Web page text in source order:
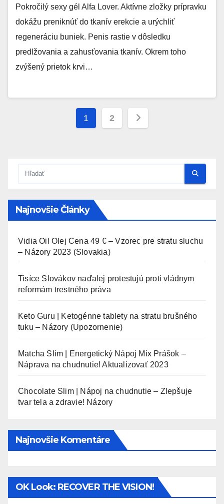
Pokročilý sexy gél Alfa Lover. Aktívne zložky prípravku
dokážu preniknúť do tkanív erekcie a urýchliť
regeneráciu buniek. Penis rastie v dôsledku
predlžovania a zahusťovania tkanív. Okrem toho
zvýšený prietok krvi…
Stránkovanie
1 2
Najnovšie Články
Vidia Oil Olej Cena 49 € – Vzorec pre stratu sluchu
– Názory 2023 (Slovakia)
Tisíce Slovákov naďalej protestujú proti vládnym
reformám trestného práva
Keto Guru | Ketogénne tablety na stratu brušného
tuku – Názory (Upozornenie)
Matcha Slim | Energetický Nápoj Mix Prášok –
Náprava na chudnutie! Aktualizovať 2023
Chocolate Slim | Nápoj na chudnutie – Zlepšuje
tvar tela a zdravie! Názory
Najnovšie Komentáre
OK Look: RECOVER THE VISION!